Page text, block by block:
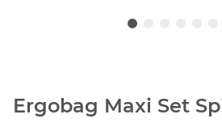
Ergobag Maxi Set